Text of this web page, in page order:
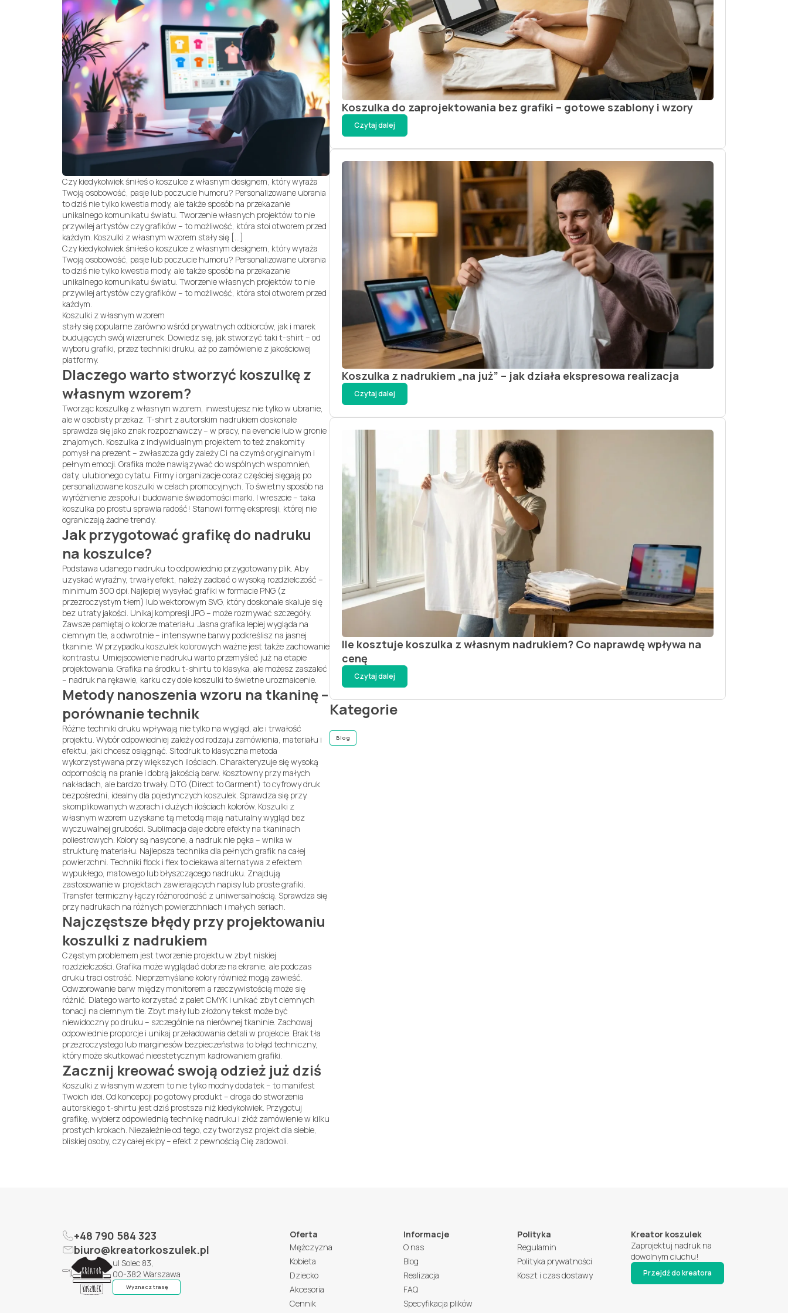
Projektuj Projektuj
Czy kiedykolwiek śniłeś o koszulce z własnym designem, który wyraża
Twoją osobowość, pasje lub poczucie humoru? Personalizowane ubrania
to dziś nie tylko kwestia mody, ale także sposób na przekazanie
unikalnego komunikatu światu. Tworzenie własnych projektów to nie
przywilej artystów czy grafików – to możliwość, która stoi otworem przed
każdym. Koszulki z własnym wzorem stały się […]
Czy kiedykolwiek śniłeś o koszulce z własnym designem, który wyraża
Twoją osobowość, pasje lub poczucie humoru? Personalizowane ubrania
to dziś nie tylko kwestia mody, ale także sposób na przekazanie
unikalnego komunikatu światu. Tworzenie własnych projektów to nie
przywilej artystów czy grafików – to możliwość, która stoi otworem przed
każdym.
Koszulki z własnym wzorem
stały się popularne zarówno wśród prywatnych odbiorców, jak i marek
budujących swój wizerunek. Dowiedz się, jak stworzyć taki t-shirt – od
wyboru grafiki, przez techniki druku, aż po zamówienie z jakościowej
platformy.
Dlaczego warto stworzyć koszulkę z
własnym wzorem?
Tworząc koszulkę z własnym wzorem, inwestujesz nie tylko w ubranie,
ale w osobisty przekaz. T-shirt z autorskim nadrukiem doskonale
sprawdza się jako znak rozpoznawczy – w pracy, na evencie lub w gronie
znajomych. Koszulka z indywidualnym projektem to też znakomity
pomysł na prezent – zwłaszcza gdy zależy Ci na czymś oryginalnym i
pełnym emocji. Grafika może nawiązywać do wspólnych wspomnień,
daty, ulubionego cytatu. Firmy i organizacje coraz częściej sięgają po
personalizowane koszulki w celach promocyjnych. To świetny sposób na
wyróżnienie zespołu i budowanie świadomości marki. I wreszcie – taka
koszulka po prostu sprawia radość! Stanowi formę ekspresji, której nie
ograniczają żadne trendy.
Jak przygotować grafikę do nadruku
na koszulce?
Podstawa udanego nadruku to odpowiednio przygotowany plik. Aby
uzyskać wyraźny, trwały efekt, należy zadbać o wysoką rozdzielczość –
minimum 300 dpi. Najlepiej wysyłać grafiki w formacie PNG (z
przezroczystym tłem) lub wektorowym SVG, który doskonale skaluje się
bez utraty jakości. Unikaj kompresji JPG – może rozmywać szczegóły.
Zawsze pamiętaj o kolorze materiału. Jasna grafika lepiej wygląda na
ciemnym tle, a odwrotnie – intensywne barwy podkreślisz na jasnej
tkaninie. W przypadku koszulek kolorowych ważne jest także zachowanie
kontrastu. Umiejscowienie nadruku warto przemyśleć już na etapie
projektowania. Grafika na środku t-shirtu to klasyka, ale możesz zaszaleć
– nadruk na rękawie, karku czy dole koszulki to świetne urozmaicenie.
Metody nanoszenia wzoru na tkaninę –
porównanie technik
Różne techniki druku wpływają nie tylko na wygląd, ale i trwałość
projektu. Wybór odpowiedniej zależy od rodzaju zamówienia, materiału i
efektu, jaki chcesz osiągnąć. Sitodruk to klasyczna metoda
wykorzystywana przy większych ilościach. Charakteryzuje się wysoką
odpornością na pranie i dobrą jakością barw. Kosztowny przy małych
nakładach, ale bardzo trwały. DTG (Direct to Garment) to cyfrowy druk
bezpośredni, idealny dla pojedynczych koszulek. Sprawdza się przy
skomplikowanych wzorach i dużych ilościach kolorów. Koszulki z
własnym wzorem uzyskane tą metodą mają naturalny wygląd bez
wyczuwalnej grubości. Sublimacja daje dobre efekty na tkaninach
poliestrowych. Kolory są nasycone, a nadruk nie pęka – wnika w
strukturę materiału. Najlepsza technika dla pełnych grafik na całej
powierzchni. Techniki flock i flex to ciekawa alternatywa z efektem
wypukłego, matowego lub błyszczącego nadruku. Znajdują
zastosowanie w projektach zawierających napisy lub proste grafiki.
Transfer termiczny łączy różnorodność z uniwersalnością. Sprawdza się
przy nadrukach na różnych powierzchniach i małych seriach.
Najczęstsze błędy przy projektowaniu
koszulki z nadrukiem
Częstym problemem jest tworzenie projektu w zbyt niskiej
rozdzielczości. Grafika może wyglądać dobrze na ekranie, ale podczas
druku traci ostrość. Nieprzemyślane kolory również mogą zawieść.
Odwzorowanie barw między monitorem a rzeczywistością może się
różnić. Dlatego warto korzystać z palet CMYK i unikać zbyt ciemnych
tonacji na ciemnym tle. Zbyt mały lub złożony tekst może być
niewidoczny po druku – szczególnie na nierównej tkaninie. Zachowaj
odpowiednie proporcje i unikaj przeładowania detali w projekcie. Brak tła
przezroczystego lub marginesów bezpieczeństwa to błąd techniczny,
który może skutkować nieestetycznym kadrowaniem grafiki.
Zacznij kreować swoją odzież już dziś
Koszulki z własnym wzorem to nie tylko modny dodatek – to manifest
Twoich idei. Od koncepcji po gotowy produkt – droga do stworzenia
autorskiego t-shirtu jest dziś prostsza niż kiedykolwiek. Przygotuj
grafikę, wybierz odpowiednią technikę nadruku i złóż zamówienie w kilku
prostych krokach. Niezależnie od tego, czy tworzysz projekt dla siebie,
bliskiej osoby, czy całej ekipy – efekt z pewnością Cię zadowoli.
Koszulka do zaprojektowania bez grafiki – gotowe szablony i wzory
Czytaj dalej
Koszulka z nadrukiem „na już” – jak działa ekspresowa realizacja
Czytaj dalej
Ile kosztuje koszulka z własnym nadrukiem? Co naprawdę wpływa na
cenę
Czytaj dalej
Kategorie
Blog
+48 790 584 323
biuro@kreatorkoszulek.pl
ul Solec 83,
00-382 Warszawa
Wyznacz trasę
Oferta
Mężczyzna
Kobieta
Dziecko
Akcesoria
Cennik
Informacje
O nas
Blog
Realizacja
FAQ
Specyfikacja plików
Polityka
Regulamin
Polityka prywatności
Koszt i czas dostawy
Kreator koszulek
Zaprojektuj nadruk na
dowolnym ciuchu!
Przejdź do kreatora